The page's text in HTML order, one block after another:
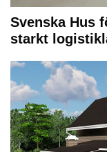
Svenska Hus
starkt